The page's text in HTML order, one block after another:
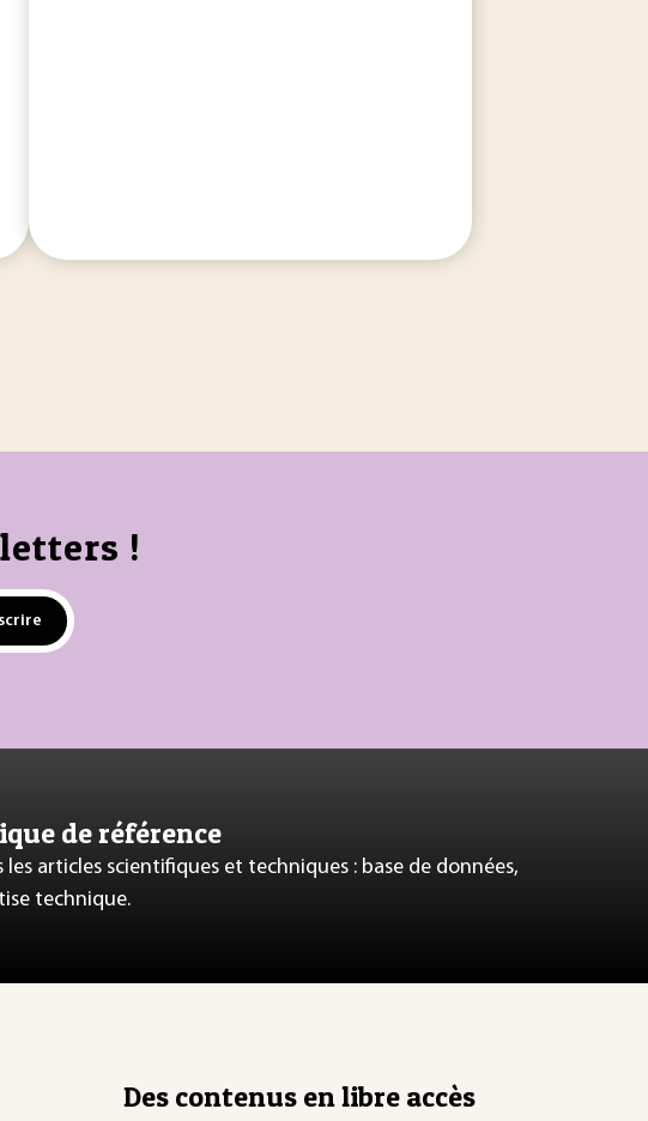
!
de référence
articles scientifiques et techniques : base de données,
technique.
Des contenus en libre accès